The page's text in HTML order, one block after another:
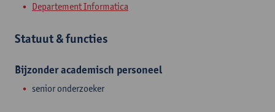
Departement Informatica
Statuut & functies
Bijzonder academisch personeel
senior onderzoeker